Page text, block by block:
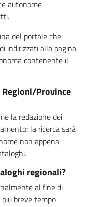
autonome
del portale che
indirizzati alla pagina
contenente il
Province
la redazione dei
la ricerca sarà
non appena
regionali?
al fine di
breve tempo